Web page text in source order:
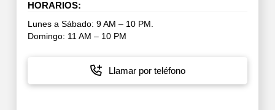
HORARIOS:
Lunes a Sábado: 9 AM – 10 PM.
Domingo: 11 AM – 10 PM
Llamar por teléfono